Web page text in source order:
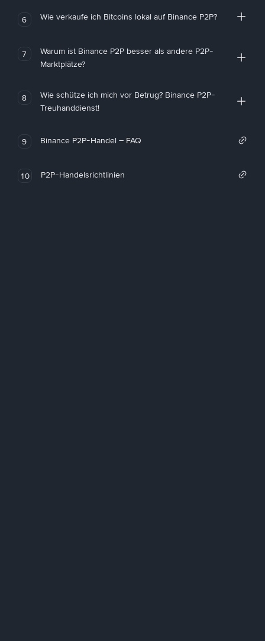
6 Wie verkaufe ich Bitcoins lokal auf Binance P2P?
7
Warum ist Binance P2P besser als andere P2P-
Marktplätze?
8
Wie schütze ich mich vor Betrug? Binance P2P-
Treuhanddienst!
9 Binance P2P-Handel – FAQ
10 P2P-Handelsrichtlinien